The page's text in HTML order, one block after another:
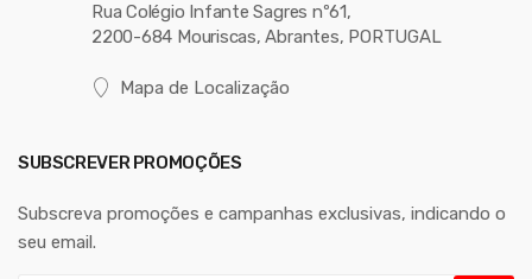
Rua Colégio Infante Sagres nº61,
2200-684 Mouriscas, Abrantes, PORTUGAL
Mapa de Localização
SUBSCREVER PROMOÇÕES
Subscreva promoções e campanhas exclusivas, indicando o
seu email.